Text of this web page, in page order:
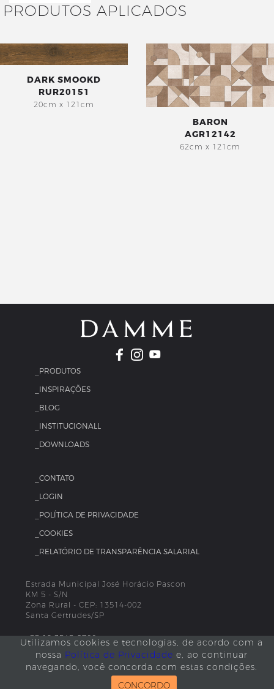
PRODUTOS APLICADOS
DARK SMOOKD
RUR20151
20cm x 121cm
BARON
AGR12142
62cm x 121cm
_PRODUTOS
_INSPIRAÇÕES
_BLOG
_INSTITUCIONALL
_DOWNLOADS
_CONTATO
_LOGIN
_POLÍTICA DE PRIVACIDADE
_COOKIES
_RELATÓRIO DE TRANSPARÊNCIA SALARIAL
Estrada Municipal José Horácio Pascon
KM 5 - S/N
Zona Rural - CEP: 13514-002
Santa Gertrudes/SP
+55 19 3545-8700
Utilizamos cookies e tecnologias, de acordo com a
nossa Política de Privacidade e, ao continuar
navegando, você concorda com estas condições.
CONCORDO